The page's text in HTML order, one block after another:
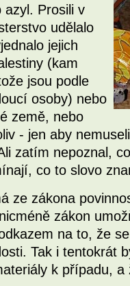
azyl. Prosili v
udělalo
jejich
(kam
jsou podle
osoby) nebo
země, nebo
- jen aby
zatím nepoznal,
co to slovo
ze zákona
zákon
na to, že
Tak i tentokrát
k případu,